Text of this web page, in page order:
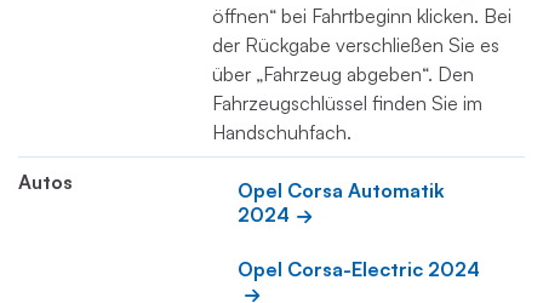
öffnen“ bei Fahrtbeginn klicken. Bei
der Rückgabe verschließen Sie es
über „Fahrzeug abgeben“. Den
Fahrzeugschlüssel finden Sie im
Handschuhfach.
Autos
Opel Corsa Automatik
2024
Opel Corsa-Electric 2024